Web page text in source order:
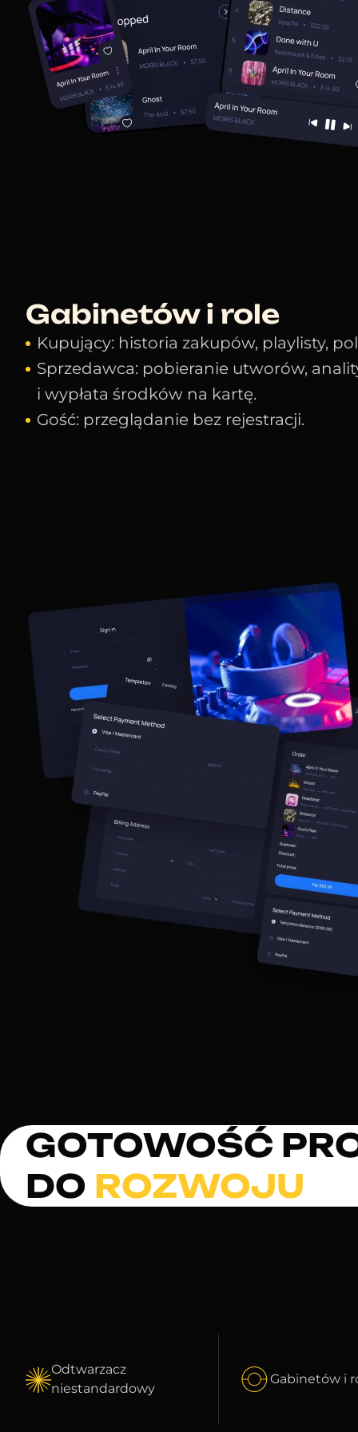
Gabinetów i role
Kupujący: historia zakupów, playlisty,
Sprzedawca: pobieranie utworów,
i wypłata środków na kartę.
Gość: przeglądanie bez rejestracji.
GOTOWOŚĆ
DO ROZWOJU
Odtwarzacz
niestandardowy
Gabinetów i